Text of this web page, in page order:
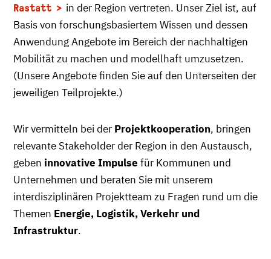
Rastatt
in der Region vertreten. Unser Ziel ist, auf
Basis von forschungsbasiertem Wissen und dessen
Anwendung Angebote im Bereich der nachhaltigen
Mobilität zu machen und modellhaft umzusetzen.
(Unsere Angebote finden Sie auf den Unterseiten der
jeweiligen Teilprojekte.)
Wir vermitteln bei der Projektkooperation, bringen
relevante Stakeholder der Region in den Austausch,
geben innovative Impulse für Kommunen und
Unternehmen und beraten Sie mit unserem
interdisziplinären Projektteam zu Fragen rund um die
Themen Energie, Logistik, Verkehr und
Infrastruktur.